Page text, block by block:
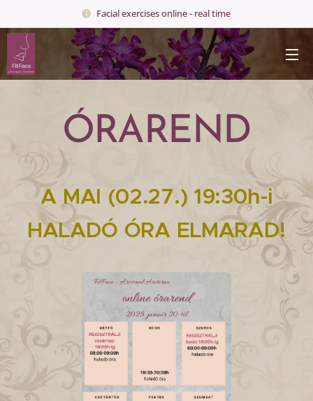
Facial exercises online - real time
ÓRAREND
A MAI (02.27.) 19:30h-i
HALADÓ ÓRA ELMARAD!